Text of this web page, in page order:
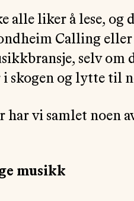
alle liker å lese, og
Calling eller
selv om
skogen og lytte til
har vi samlet noen
musikk